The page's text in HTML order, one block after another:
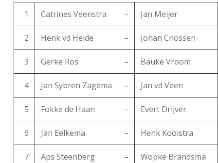
1 Catrines Veenstra – Jan Meijer
2 Henk vd Heide – Johan Cnossen
3 Gerke Ros – Bauke Vroom
4 Jan Sybren Zagema – Jan vd Veen
5 Fokke de Haan – Evert Drijver
6 Jan Eelkema – Henk Kooistra
7 Aps Steenberg – Wopke Brandsma